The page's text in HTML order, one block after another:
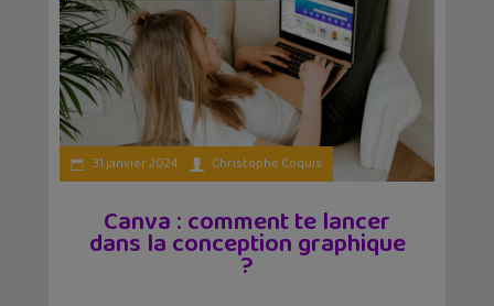
31 janvier 2024 Christophe Coquis
Canva : comment te lancer
dans la conception graphique
?